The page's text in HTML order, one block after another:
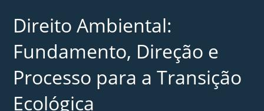
Direito Ambiental:
Fundamento, Direção e
Processo para a Transição
Ecológica